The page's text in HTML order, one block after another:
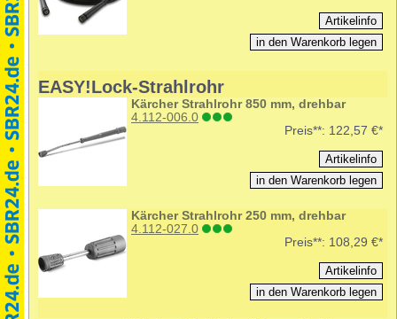
EASY!Lock-Strahlrohr
Kärcher Strahlrohr 850 mm, drehbar
4.112-006.0
Preis**: 122,57 €*
Kärcher Strahlrohr 250 mm, drehbar
4.112-027.0
Preis**: 108,29 €*